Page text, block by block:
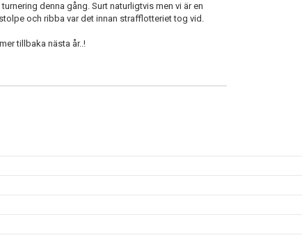
denna gång. Surt naturligtvis men vi är en
och ribba var det innan strafflotteriet tog vid.
tillbaka nästa år..!